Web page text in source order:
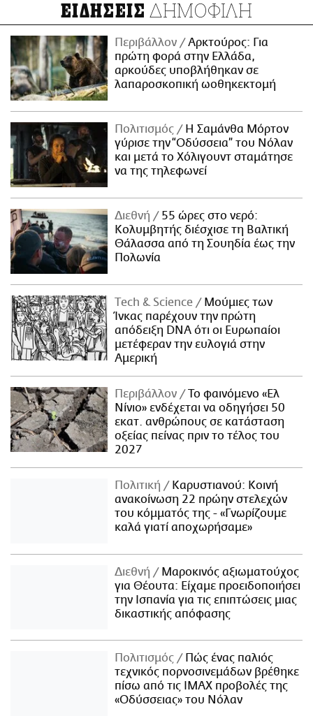
ΕΙΔΗΣΕΙΣ ΔΗΜΟΦΙΛΗ
Περιβάλλον
Αρκτούρος: Για
πρώτη φορά στην Ελλάδα,
αρκούδες υποβλήθηκαν σε
λαπαροσκοπική ωοθηκεκτομή
Πολιτισμός
Η Σαμάνθα Μόρτον
γύρισε την “Οδύσσεια” του Νόλαν
και μετά το Χόλιγουντ σταμάτησε
να της τηλεφωνεί
Διεθνή
55 ώρες στο νερό:
Κολυμβητής διέσχισε τη Βαλτική
Θάλασσα από τη Σουηδία έως την
Πολωνία
Τech & Science
Μούμιες των
Ίνκας παρέχουν την πρώτη
απόδειξη DNA ότι οι Ευρωπαίοι
μετέφεραν την ευλογιά στην
Αμερική
Περιβάλλον
Το φαινόμενο «Ελ
Νίνιο» ενδέχεται να οδηγήσει 50
εκατ. ανθρώπους σε κατάσταση
οξείας πείνας πριν το τέλος του
2027
Πολιτική
Καρυστιανού: Κοινή
ανακοίνωση 22 πρώην στελεχών
του κόμματός της - «Γνωρίζουμε
καλά γιατί αποχωρήσαμε»
Διεθνή
Μαροκινός αξιωματούχος
για Θέουτα: Είχαμε προειδοποιήσει
την Ισπανία για τις επιπτώσεις μιας
δικαστικής απόφασης
Πολιτισμός
Πώς ένας παλιός
τεχνικός πορνοσινεμάδων βρέθηκε
πίσω από τις IMAX προβολές της
«Οδύσσειας» του Νόλαν